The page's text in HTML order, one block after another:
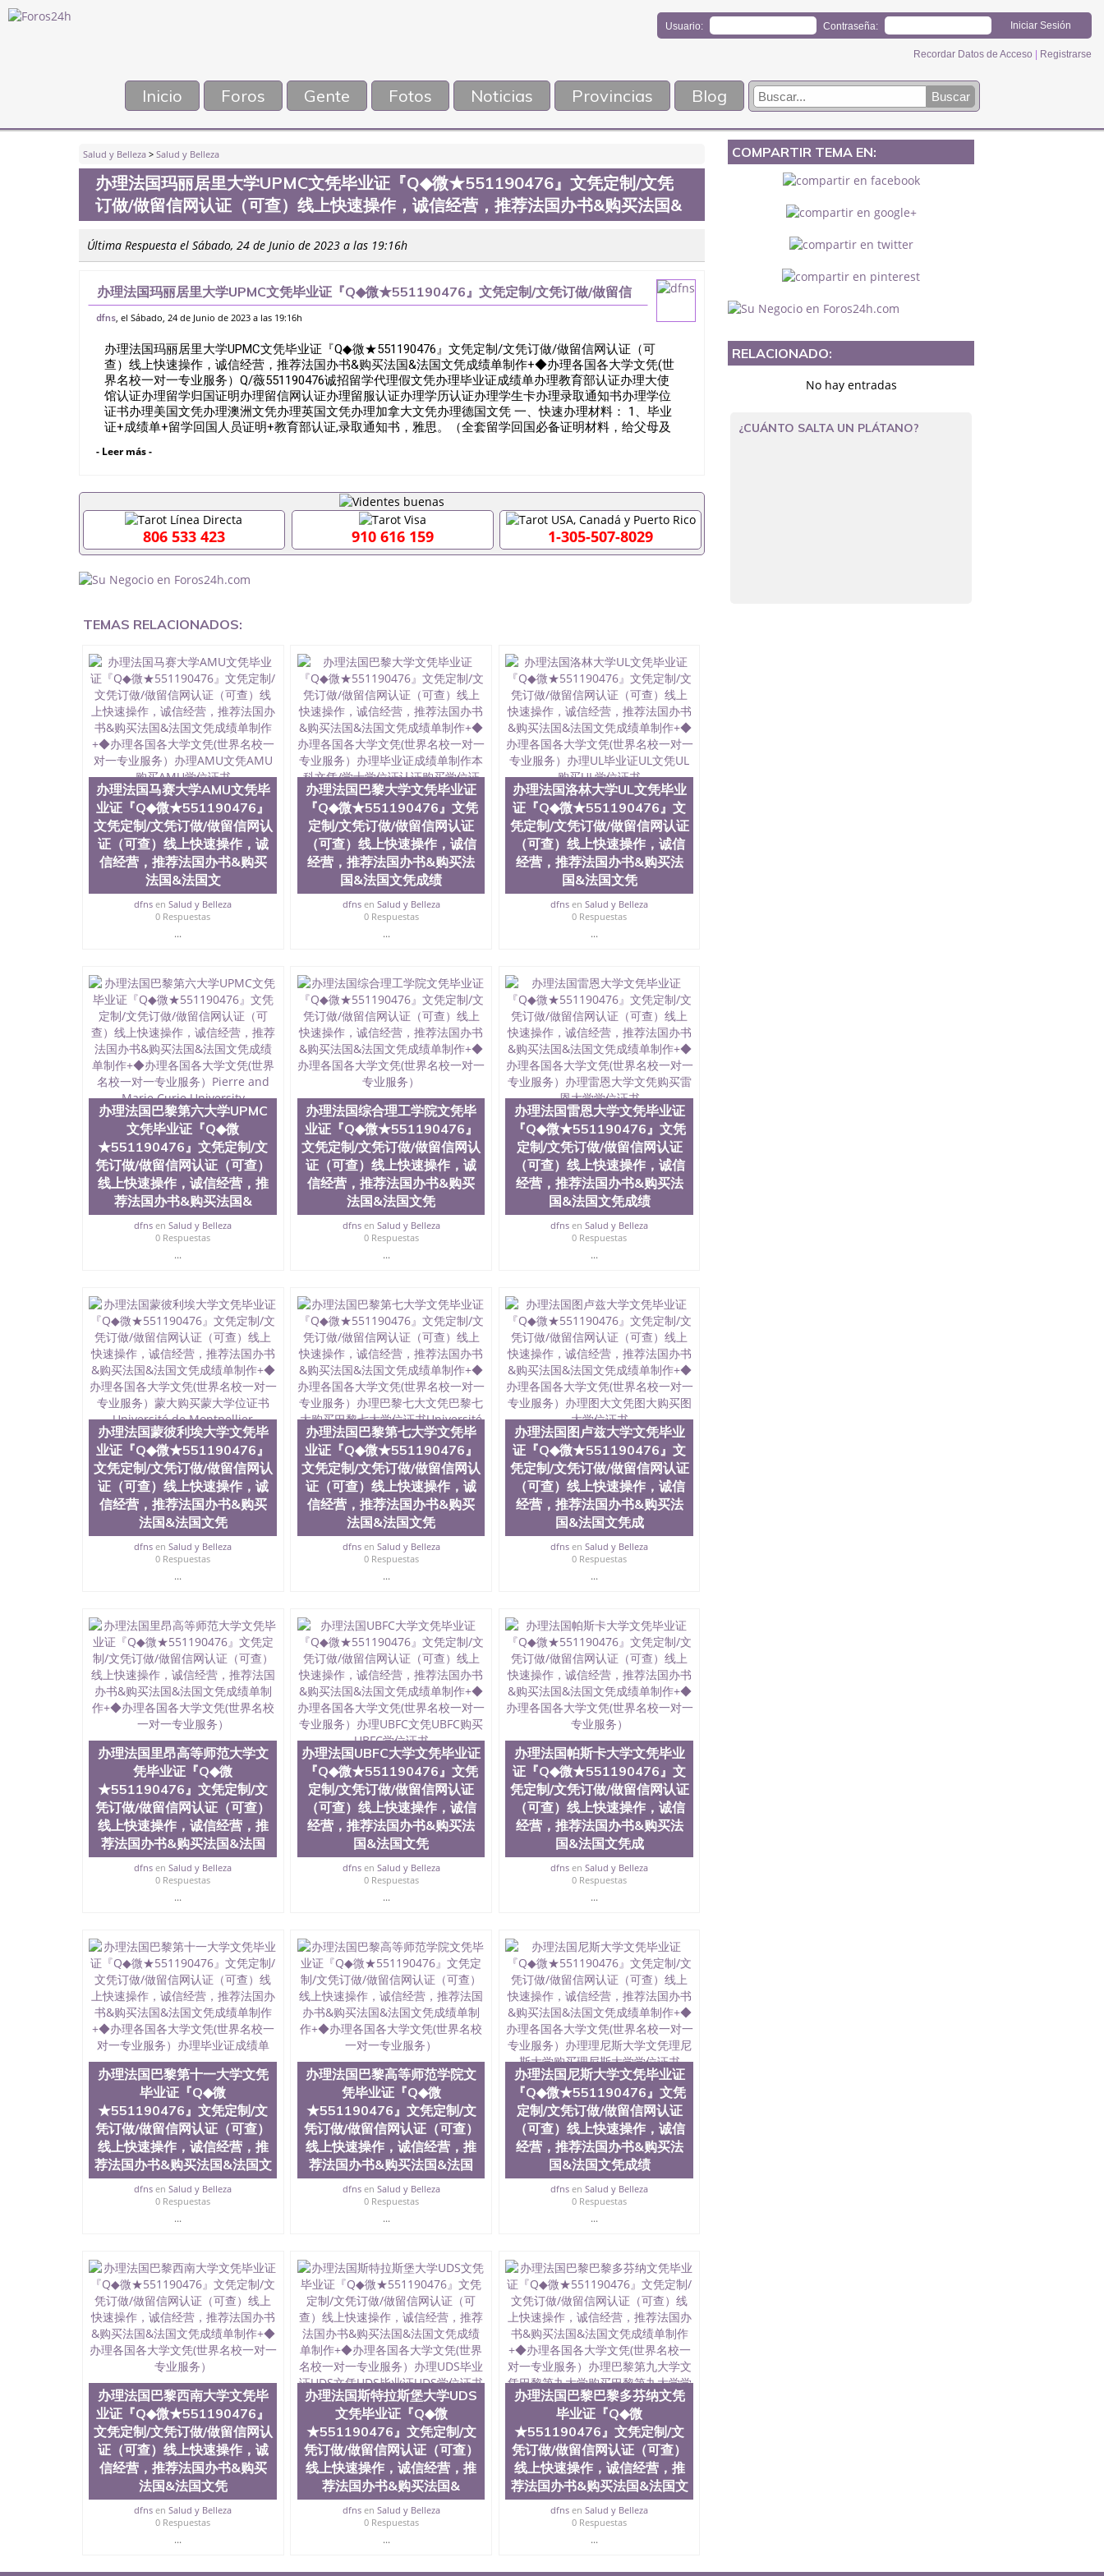
Usuario: Contraseña:
Recordar Datos de Acceso Registrarse
Inicio Foros Gente Fotos Noticias Provincias Blog
Salud y Belleza > Salud y Belleza
办理法国玛丽居里大学UPMC文凭毕业证『Q◆微★551190476』文凭定制/文凭
订做/做留信网认证（可查）线上快速操作，诚信经营，推荐法国办书&购买法国&
Última Respuesta el Sábado, 24 de Junio de 2023 a las 19:16h
办理法国玛丽居里大学UPMC文凭毕业证『Q◆微★551190476』文凭定制/文凭订做/做留信
网认证（可查）线上快速操作，诚信经营，推荐法国办书&购买法国&
dfns, el Sábado, 24 de Junio de 2023 a las 19:16h
办理法国玛丽居里大学UPMC文凭毕业证『Q◆微★551190476』文凭定制/文凭订做/做留信网认证（可
查）线上快速操作，诚信经营，推荐法国办书&购买法国&法国文凭成绩单制作+◆办理各国各大学文凭(世
界名校一对一专业服务）Q/薇551190476诚招留学代理假文凭办理毕业证成绩单办理教育部认证办理大使
馆认证办理留学归国证明办理留信网认证办理留服认证办理学历认证办理学生卡办理录取通知书办理学位
证书办理美国文凭办理澳洲文凭办理英国文凭办理加拿大文凭办理德国文凭 一、快速办理材料： 1、毕业
证+成绩单+留学回国人员证明+教育部认证,录取通知书，雅思。（全套留学回国必备证明材料，给父母及
学，甚至是申请工签都可以用到）。 注：上述材料，随时都可以安排办理，毕业证成绩单，学校，专业，
可以办学历认证吗551190476要定居国外需要办理什么材料551190476入职事业单位/国企假的毕业证会查
吗551190476入职国企/事业单位需要些什么材料551190476办理假毕业证在国内能用吗, 挂科拿不到毕业证
怎么办, 毕业证丢了怎么办, 没有正常毕业怎么办理毕业证,没毕业可以办学历认证吗,您是否因为中途辍学、
挂科而没有正常毕业551190476您是否因为递交材料不齐而被拒之门外551190476您是否因没正常毕业而导
致回国得不到教育部认证在校挂科了不想读了,成绩不理想毕不了业怎么办551190476找工作没有文凭怎么
哪里可以买国外文凭551190476国外本科毕业证怎么办理551190476国外大学文凭可以打工作吗551190476
单可以吗551190476哪里可以办理水印成绩单551190476哪里可以修改成绩单GPA分数551190476假毕业证
业证QQ微信551190476国外毕业证去哪认证QQ微信551190476找毕业证封皮QQ微信551190476国外毕业证
外壳定制QQ微信551190476快速代办国外毕业证QQ微信551190476快速拿到国外文凭QQ微信551190476国
外留学文凭认证QQ微信551190476国外文凭回国认证QQ微信551190476泰国文凭办理QQ微信551190476法
国留学回国证明QQ微信551190476 国外烫金照片QQ微信551190476外国文凭在中国有用吗QQ微信
551190476德国留学回国证明QQ微信551190476爱尔兰留学回国证明QQ微信551190476国外硕士文凭办理
QQ微信551190476 网上买文凭可靠吗QQ微信551190476买国外文凭质量QQ微信551190476国外本科毕业证
怎么办理QQ微信551190476国外大学文凭真制作QQ微信551190476办国外文凭可找工作QQ微信551190476
国外大学有毕业证QQ微信551190476办理国外毕业证价格QQ微信551190476国外编号查询QQ微信
551190476办理国外文凭要交定金吗QQ微信551190476办国外可查文凭QQ微信551190476网上购买真文凭
可信吗QQ微信551190476学士学位证书查询机构QQ微信551190476 国外资格证书办理QQ微信551190476如
何办理学历认证QQ微信551190476海外文凭认证办理QQ微信551190476 圣何塞州立大学（San Jose State
University, 又译为“圣荷西州立大学”）成立于1857年，简称SJSU，是加州历史悠久的大学之一，也是美西
地区的公立大学之一。位于圣何塞市San Jose中心，占地154公顷。它是一所位于加利福尼亚州的著名综
合性公立大学，它以极高的就业率，全美名列前茅的毕业薪资，浓厚的多元化学术氛围，杰出的本科教育
质量，被《福克斯》杂志评选为全美50强公立综合性大学，每年有来自世界各地的成百上千的海外学生前
往求学。 至今，这是一所在世界上享有学术地位、声誉、实习机会和影响力的高等教育机构，并获誉为美
国本科教育质量的核心代表。其计算机系与会计系更是在当今美国大学教学排名中表现优异。其毕业生大
多可以在其所处地域的世界硅谷中心得到工作机会。许多硅谷公司甚至在学生大三和大四的学期提供许多
相应科系的实习机会。无论是加州大学系统(UC)，还是加州州立大学系统(CSU), 圣何塞州立大学都占据着
美的重要科技中心。约有学生三万人，超过134种学士学科和65个硕士学科，并有来自世界60余国的学生
来此就读。其有名的科系如计算机科学，电子工程学，工商管理学，艺术设计，和航空学等，深受性肯定
及好评；而各种大学部和研究所的商学课程也吸引了众多不同国家的专业人士前来研究与学习。 二、办理
流程： 1、收集客户办理信息； 2、客户付定金下单； 3、公司确认到账转制作点做电子图； 4、电子图做
好发给客户确认； 5、电子图确认好转成品部做成品； 6、成品做好拍照或者视频确认再付余款； 7、快递
给客户（国内顺丰，国外DHL）。 三、真实网上可查的证明材料 1、教育部学历学位认证，留服真实存档
可查，存档。 2、留学回国人员证明（使馆认证），使馆网站真实存档可查。 3、留信网真实可查认证办
理，存档可查，终身受用。 四、办理流程农业科学院、艺术与建筑学院、商学院、交流学院、地球及物质
科学院、教育学院、工程学院、健康与人类发展学院、信息工程与科学学院、人文学院、护理学院、科学
学院等。学校的教育学院排名在全美前十名，工学院排名在前十五名，且继续攀升中。纽约大学为学生们
提供本科、硕士及博士学位。学校的专业课程包括：会计学、MBA、财务、教育、建筑工程、经济、医
学、护理、文学、音乐、生物学、统计学、美术、电子工程、天文学、农业、环境污染控制、历史、电气
工程、生物工程、建筑设计、工商管理、材料科学、机械工程、航天工程、土木工程、数学、化学、英
语、社会科学、心理学、戏剧、市场营销、机械工程、计算机科学、物理学、人工智能、商科、金融专业
1、客户提供相关材料，确定客户办理信息，给出操作方案； 2、补充毕业证成绩单等相关材料； 3、留服
注册申请账号，付定金； 4、预约递交时间，公司人员陪同客户本人一起去留服递交材料； 5、等待结果，
完成结果书留服直接邮寄给客户 6、客户确认收到结果，付余款。 我们对海外大学及学院的毕业证成绩单
所使用的材料，尺寸大小，防伪结构（包括：水印，阴影底纹，钢印LOGO烫金烫银，LOGO烫金烫银复合
重叠。 文字图案浮雕，激光镭射，紫外荧光，温感，复印防伪）都有原版本文凭对照。质量得到了广大海
的海外学历文凭的样版，尺寸大小，纸张材质，防伪技术等等，并在时间收集到原版实物，以求达到客户
的需求。 我们的优势： 我们在保证合理定价的同时，坚持较高性价比，通过品质和效率不断优化，为您倾
情诠释什么是高性价比。 咨询顾问：Sam q/微信:551190476 Q/微信:551190476办理毕业证成绩单、教育
部认证,录取通知书，雅思，留学回国证明.
公司专业制作、办理、仿制、成绩单文凭、改成绩、教育部学历学位认证、毕业证、成绩单、文凭、学历
文凭、假文凭假毕业证假学历书制作、假制作、办理、仿制学位证书、毕业证文凭、文凭毕业证、毕业证
认证、留服认证、使馆认证、使馆证明、使馆留学回国人员证明、留学生认证、学历认证、文凭认证学位
认证、留学生学历认证、留学生学位认证、英国文凭学历、美国文凭学历、澳洲文凭学历、加拿大文凭学
历、新西兰学历认证等q:551190476 微信：551190476 圣何塞州立大学毕业证（San Jose State
University）圣何塞州立大学毕业证（San Jose State University）圣何塞州立大学毕业证（San Jose State
University）圣何塞州立大学成绩单（San Jose State University）圣何塞州立大学成绩单（ San Jose State
University）圣何塞州立大学成绩单（San Jose State University）成绩单圣何塞州立大学文凭（San Jose
State University）圣何塞州立大学（San Jose State University）圣何塞州立大学（San Jose State
University）圣何塞州立大学（ San Jose State University）圣何塞州立大学（San Jose State University）
圣何塞州立大学文凭（San Jose State University）圣何塞州立大学文凭（San Jose State University）文凭
圣何塞州立大学文凭（San Jose State University）圣何塞州立大学学历（ San Jose State University）圣何
塞州立大学学历（San Jose State University）圣何塞州立大学学历（San Jose State University）圣 塞州立
大学学历（San Jose State University）圣何塞州立大学（San Jose State University）圣何塞州立大学
State University）圣何塞州立大学学位证（San Jose State University）圣何塞州立大学（San Jose State
University）圣何塞州立大学（San Jose State University）圣何塞州立大学（San Jose State University）圣
何塞州立大学（San Jose State University）圣何塞州立大学学位证（San Jose State University）圣何塞州
立大学学位证（San Jose State University）圣何塞州立大学结业证（San Jose State University）圣何塞州
立大学结业证（San Jose State University）圣何塞州立大学结业证（San Jose State University）圣何塞州
立大学学位证（San Jose State University）圣何塞州立大学学位证（San Jose State University）圣何塞州
立大学学历证书（San Jose State University）圣何塞州立大学学历证书（San Jose State University）圣何
塞州立大学学历证书（San Jose State University）澳洲读书未毕业找人做文凭学位qq微信551190476澳洲
读CQU中央昆士兰大学学历 绩单购买学位证书/澳洲读本科硕士做文凭/购买澳洲大学毕业证成绩单假文凭
学历offieUniversityofSouthernQueensland 澳洲读书未毕业找人做文凭学位qq微信551190476澳洲读CQU中
央昆士兰大学学历成绩单购买学位证书/澳洲读本科硕士做文凭/购买澳洲大学毕业证成绩单假文凭学历办
理法国玛丽居里大学UPMC文凭毕业证『Q◆微★551190476』文凭定制/文凭订做/做留信网认证（可查）
线上快速操作，诚信经营，推荐法国办书&购买法国&法国文凭成绩单制作+◆办理各国各大学文凭(世界名
校一对一专业服务）
- Leer más -
806 533 423 910 616 159 1-305-507-8029
TEMAS RELACIONADOS:
办理法国马赛大学AMU文凭毕
业证『Q◆微★551190476』
文凭定制/文凭订做/做留信网认
证（可查）线上快速操作，诚
信经营，推荐法国办书&购买
法国&法国文
dfns enSalud y Belleza
0 Respuestas
...
办理法国巴黎大学文凭毕业证
『Q◆微★551190476』文凭
定制/文凭订做/做留信网认证
（可查）线上快速操作，诚信
经营，推荐法国办书&购买法
国&法国文凭成绩
dfnsen Salud y Belleza
0 Respuestas
...
办理法国洛林大学UL文凭毕业
证『Q◆微★551190476』文
凭定制/文凭订做/做留信网认证
（可查）线上快速操作，诚信
经营，推荐法国办书&购买法
国&法国文凭
dfns enSalud y Belleza
0 Respuestas
...
办理法国巴黎第六大学UPMC
文凭毕业证『Q◆微
★551190476』文凭定制/文
凭订做/做留信网认证（可查）
线上快速操作，诚信经营，推
荐法国办书&购买法国&
dfns enSalud y Belleza
0 Respuestas
...
办理法国综合理工学院文凭毕
业证『Q◆微★551190476』
文凭定制/文凭订做/做留信网认
证（可查）线上快速操作，诚
信经营，推荐法国办书&购买
法国&法国文凭
dfnsen Salud y Belleza
0 Respuestas
...
办理法国雷恩大学文凭毕业证
『Q◆微★551190476』文凭
定制/文凭订做/做留信网认证
（可查）线上快速操作，诚信
经营，推荐法国办书&购买法
国&法国文凭成绩
dfns enSalud y Belleza
0 Respuestas
...
办理法国蒙彼利埃大学文凭毕
业证『Q◆微★551190476』
文凭定制/文凭订做/做留信网认
证（可查）线上快速操作，诚
信经营，推荐法国办书&购买
法国&法国文凭
dfns enSalud y Belleza
0 Respuestas
...
办理法国巴黎第七大学文凭毕
业证『Q◆微★551190476』
文凭定制/文凭订做/做留信网认
证（可查）线上快速操作，诚
信经营，推荐法国办书&购买
法国&法国文凭
dfnsen Salud y Belleza
0 Respuestas
...
办理法国图卢兹大学文凭毕业
证『Q◆微★551190476』文
凭定制/文凭订做/做留信网认证
（可查）线上快速操作，诚信
经营，推荐法国办书&购买法
国&法国文凭成
dfns enSalud y Belleza
0 Respuestas
...
办理法国里昂高等师范大学文
凭毕业证『Q◆微
★551190476』文凭定制/文
凭订做/做留信网认证（可查）
线上快速操作，诚信经营，推
荐法国办书&购买法国&法国
dfns enSalud y Belleza
0 Respuestas
...
办理法国UBFC大学文凭毕业证
『Q◆微★551190476』文凭
定制/文凭订做/做留信网认证
（可查）线上快速操作，诚信
经营，推荐法国办书&购买法
国&法国文凭
dfnsen Salud y Belleza
0 Respuestas
...
办理法国帕斯卡大学文凭毕业
证『Q◆微★551190476』文
凭定制/文凭订做/做留信网认证
（可查）线上快速操作，诚信
经营，推荐法国办书&购买法
国&法国文凭成
dfns enSalud y Belleza
0 Respuestas
...
办理法国巴黎第十一大学文凭
毕业证『Q◆微
★551190476』文凭定制/文
凭订做/做留信网认证（可查）
线上快速操作，诚信经营，推
荐法国办书&购买法国&法国文
dfns enSalud y Belleza
0 Respuestas
...
办理法国巴黎高等师范学院文
凭毕业证『Q◆微
★551190476』文凭定制/文
凭订做/做留信网认证（可查）
线上快速操作，诚信经营，推
荐法国办书&购买法国&法国
dfnsen Salud y Belleza
0 Respuestas
...
办理法国尼斯大学文凭毕业证
『Q◆微★551190476』文凭
定制/文凭订做/做留信网认证
（可查）线上快速操作，诚信
经营，推荐法国办书&购买法
国&法国文凭成绩
dfns enSalud y Belleza
0 Respuestas
...
办理法国巴黎西南大学文凭毕
业证『Q◆微★551190476』
文凭定制/文凭订做/做留信网认
证（可查）线上快速操作，诚
信经营，推荐法国办书&购买
法国&法国文凭
dfns enSalud y Belleza
0 Respuestas
...
办理法国斯特拉斯堡大学UDS
文凭毕业证『Q◆微
★551190476』文凭定制/文
凭订做/做留信网认证（可查）
线上快速操作，诚信经营，推
荐法国办书&购买法国&
dfnsen Salud y Belleza
0 Respuestas
...
办理法国巴黎巴黎多芬纳文凭
毕业证『Q◆微
★551190476』文凭定制/文
凭订做/做留信网认证（可查）
线上快速操作，诚信经营，推
荐法国办书&购买法国&法国文
dfns enSalud y Belleza
0 Respuestas
...
COMPARTIR TEMA EN:
RELACIONADO:
No hay entradas
¿CUÁNTO SALTA UN PLÁTANO?